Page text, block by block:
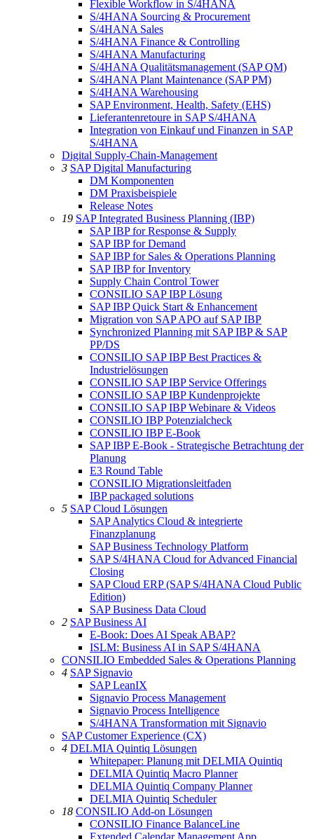
Flexible Workflow in S/4HANA
S/4HANA Sourcing & Procurement
S/4HANA Sales
S/4HANA Finance & Controlling
S/4HANA Manufacturing
S/4HANA Qualitätsmanagement (SAP QM)
S/4HANA Plant Maintenance (SAP PM)
S/4HANA Warehousing
SAP Environment, Health, Safety (EHS)
Lieferantenretoure in SAP S/4HANA
Integration von Einkauf und Finanzen in SAP
S/4HANA
Digital Supply-Chain-Management
3 SAP Digital Manufacturing
DM Komponenten
DM Praxisbeispiele
Release Notes
19 SAP Integrated Business Planning (IBP)
SAP IBP for Response & Supply
SAP IBP for Demand
SAP IBP for Sales & Operations Planning
SAP IBP for Inventory
Supply Chain Control Tower
CONSILIO SAP IBP Lösung
SAP IBP Quick Start & Enhancement
Migration von SAP APO auf SAP IBP
Synchronized Planning mit SAP IBP & SAP
PP/DS
CONSILIO SAP IBP Best Practices &
Industrielösungen
CONSILIO SAP IBP Service Offerings
CONSILIO SAP IBP Kundenprojekte
CONSILIO SAP IBP Webinare & Videos
CONSILIO IBP Potenzialcheck
CONSILIO IBP E-Book
SAP IBP E-Book - Strategische Betrachtung der
Planung
E3 Round Table
CONSILIO Migrationsleitfaden
IBP packaged solutions
5 SAP Cloud Lösungen
SAP Analytics Cloud & integrierte
Finanzplanung
SAP Business Technology Platform
SAP S/4HANA Cloud for Advanced Financial
Closing
SAP Cloud ERP (SAP S/4HANA Cloud Public
Edition)
SAP Business Data Cloud
2 SAP Business AI
E-Book: Does AI Speak ABAP?
ISLM: Business AI in SAP S/4HANA
CONSILIO Embedded Sales & Operations Planning
4 SAP Signavio
SAP LeanIX
Signavio Process Management
Signavio Process Intelligence
S/4HANA Transformation mit Signavio
SAP Customer Experience (CX)
4 DELMIA Quintiq Lösungen
Whitepaper: Planung mit DELMIA Quintiq
DELMIA Quintiq Macro Planner
DELMIA Quintiq Company Planner
DELMIA Quintiq Scheduler
18 CONSILIO Add-on Lösungen
CONSILIO Finance BalanceLine
Extended Calendar Management App